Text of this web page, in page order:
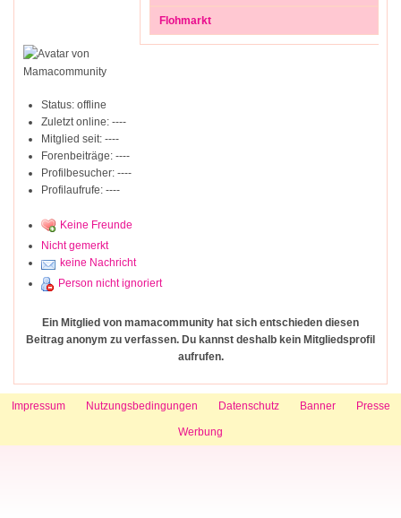
Flohmarkt
Status: offline
Zuletzt online: ----
Mitglied seit: ----
Forenbeiträge: ----
Profilbesucher: ----
Profilaufrufe: ----
Keine Freunde
Nicht gemerkt
keine Nachricht
Person nicht ignoriert
Ein Mitglied von mamacommunity hat sich entschieden diesen
Beitrag anonym zu verfassen. Du kannst deshalb kein Mitgliedsprofil
aufrufen.
Impressum Nutzungsbedingungen Datenschutz Banner Presse
Werbung